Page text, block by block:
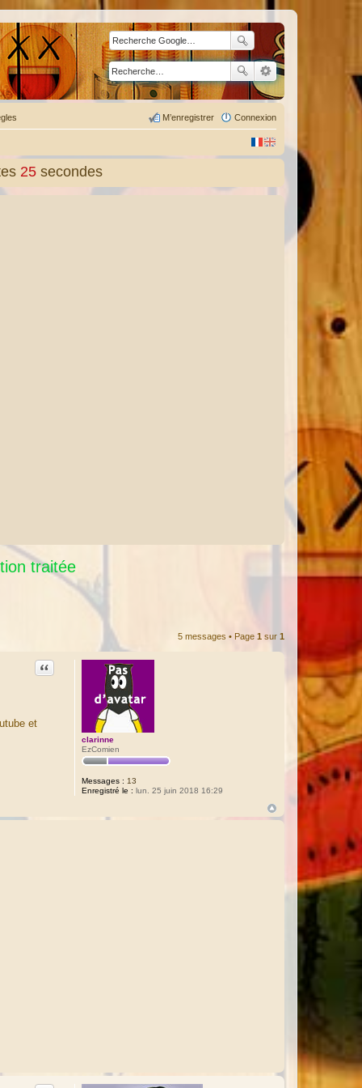
Connexion
M’enregistrer
26 secondes
traitée
5 messages • Page 1 sur 1
clarinne
EzComien
Messages : 13
Enregistré le : lun. 25 juin 2018 16:29
Citation
et